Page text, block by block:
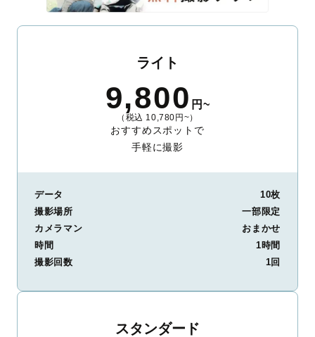
ライト
9,800 円~
（税込 10,780円~）
おすすめスポットで
手軽に撮影
データ
10枚
撮影場所
一部限定
カメラマン
おまかせ
時間
1時間
撮影回数
1回
スタンダード